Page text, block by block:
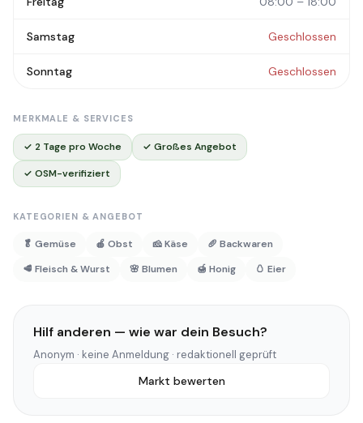
Samstag Geschlossen
Sonntag Geschlossen
MERKMALE & SERVICES
✓ 2 Tage pro Woche ✓ Großes Angebot
✓ OSM-verifiziert
KATEGORIEN & ANGEBOT
🥬 Gemüse 🍎 Obst 🧀 Käse
🥖 Backwaren
🥩 Fleisch & Wurst
🌸 Blumen 🍯 Honig 🥚 Eier
Hilf anderen — wie war dein Besuch?
Anonym · keine Anmeldung · redaktionell geprüft
Markt bewerten